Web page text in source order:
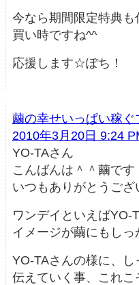
今なら期間限定特典も
買い時ですね^^
応援します☆ぽち！
繭の幸せいっぱい稼ぐ
2010年3月20日 9:24
YO-TAさん
こんばんは＾＾繭です
いつもありがとうござ
ワンデイといえばYO-
イメージが繭にもし
YO-TAさんの様に、
伝えていく事、これ